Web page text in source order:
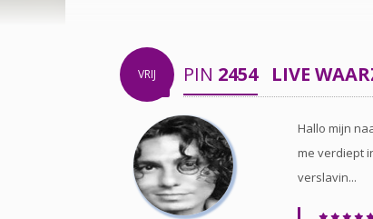
VRIJ PIN 2454 LIVE
Hallo mijn
me verdiept
verslavin...